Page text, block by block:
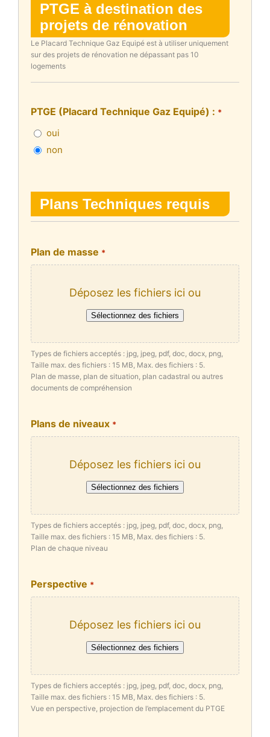
PTGE à destination des
projets de rénovation
Le Placard Technique Gaz Equipé est à utiliser uniquement
sur des projets de rénovation ne dépassant pas 10
logements
PTGE (Placard Technique Gaz Equipé) : *
oui
non
Plans Techniques requis
Plan de masse *
Déposez les fichiers ici ou
Sélectionnez des fichiers
Types de fichiers acceptés : jpg, jpeg, pdf, doc, docx, png,
Taille max. des fichiers : 15 MB, Max. des fichiers : 5.
Plan de masse, plan de situation, plan cadastral ou autres
documents de compréhension
Plans de niveaux *
Déposez les fichiers ici ou
Sélectionnez des fichiers
Types de fichiers acceptés : jpg, jpeg, pdf, doc, docx, png,
Taille max. des fichiers : 15 MB, Max. des fichiers : 5.
Plan de chaque niveau
Perspective *
Déposez les fichiers ici ou
Sélectionnez des fichiers
Types de fichiers acceptés : jpg, jpeg, pdf, doc, docx, png,
Taille max. des fichiers : 15 MB, Max. des fichiers : 5.
Vue en perspective, projection de l’emplacement du PTGE